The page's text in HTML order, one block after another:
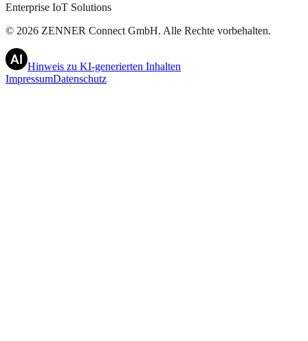
Enterprise IoT Solutions
© 2026 ZENNER Connect GmbH. Alle Rechte vorbehalten.
Hinweis zu KI-generierten Inhalten
ImpressumDatenschutz